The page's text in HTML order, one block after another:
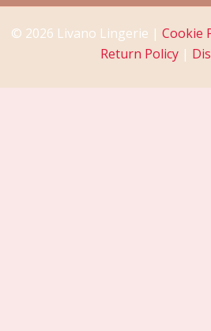
© 2026 Livano Lingerie | Cookie
Return Policy |